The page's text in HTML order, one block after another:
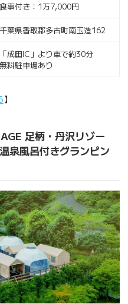
食事付き：1万7,000円
千葉県香取郡多古町南玉造162
「成田IC」より車で約30分
無料駐車場あり
】
足柄・丹沢リゾー
泉風呂付きグランピン